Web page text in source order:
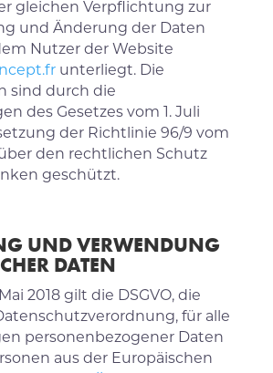
gleichen Verpflichtung zur
und Änderung der Daten
Nutzer der Website
unterliegt. Die
sind durch die
des Gesetzes vom 1. Juli
der Richtlinie 96/9 vom
über den rechtlichen Schutz
geschützt.
UND VERWENDUNG
DATEN
2018 gilt die DSGVO, die
für alle
personenbezogener Daten
aus der Europäischen